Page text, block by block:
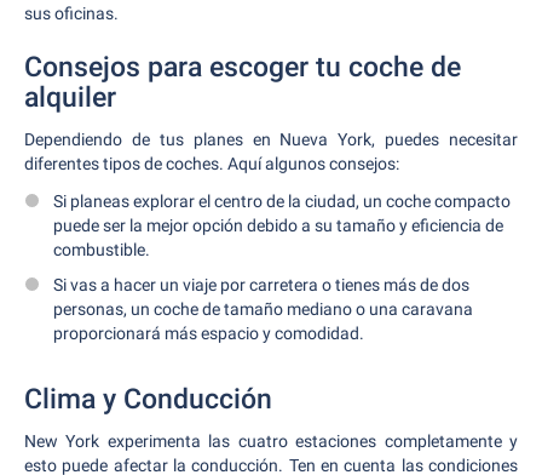
sus oficinas.
Consejos para escoger tu coche de
alquiler
Dependiendo de tus planes en Nueva York, puedes necesitar
diferentes tipos de coches. Aquí algunos consejos:
Si planeas explorar el centro de la ciudad, un coche compacto
puede ser la mejor opción debido a su tamaño y eficiencia de
combustible.
Si vas a hacer un viaje por carretera o tienes más de dos
personas, un coche de tamaño mediano o una caravana
proporcionará más espacio y comodidad.
Clima y Conducción
New York experimenta las cuatro estaciones completamente y
esto puede afectar la conducción. Ten en cuenta las condiciones